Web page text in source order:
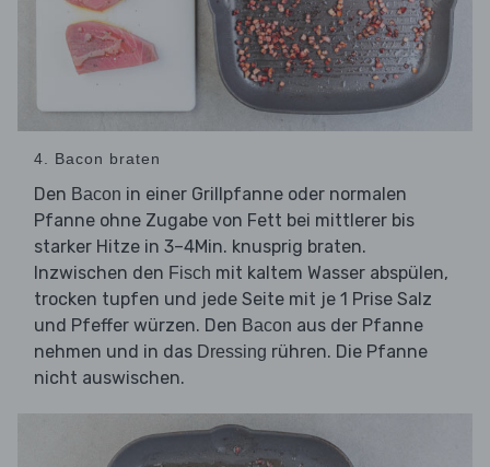
4. Bacon braten
Den Bacon in einer Grillpfanne oder normalen
Pfanne ohne Zugabe von Fett bei mittlerer bis
starker Hitze in 3–4Min. knusprig braten.
Inzwischen den Fisch mit kaltem Wasser abspülen,
trocken tupfen und jede Seite mit je 1 Prise Salz
und Pfeffer würzen. Den Bacon aus der Pfanne
nehmen und in das Dressing rühren. Die Pfanne
nicht auswischen.